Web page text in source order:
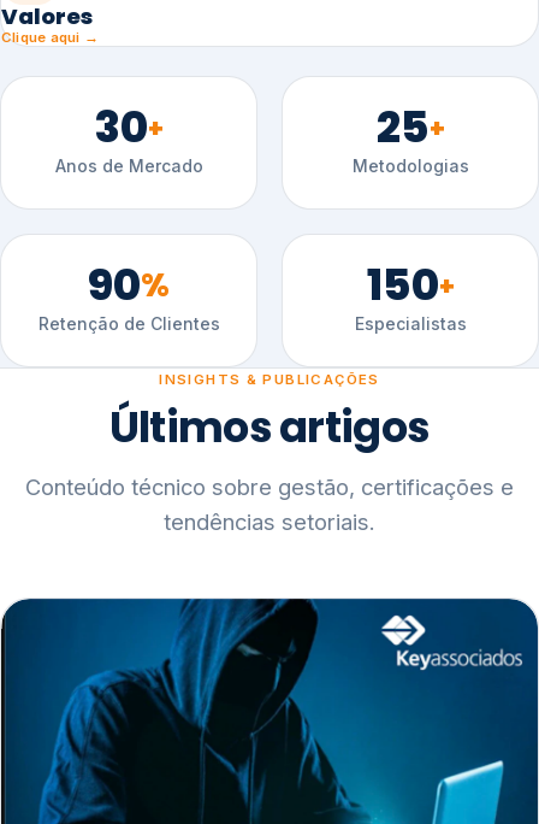
Valores
Clique aqui →
30+
Anos de Mercado
25+
Metodologias
90%
Retenção de Clientes
150+
Especialistas
INSIGHTS & PUBLICAÇÕES
Últimos artigos
Conteúdo técnico sobre gestão, certificações e
tendências setoriais.